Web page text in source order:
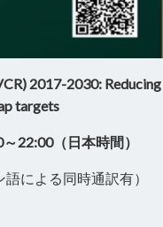
2017-2030:
targets
22:00（日本時間）
による同時通訳有）